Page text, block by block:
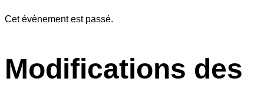
Cet évènement est passé.
Modifications des